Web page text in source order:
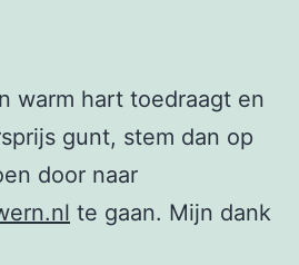
warm hart toedraagt en
gunt, stem dan op
door naar
te gaan. Mijn dank